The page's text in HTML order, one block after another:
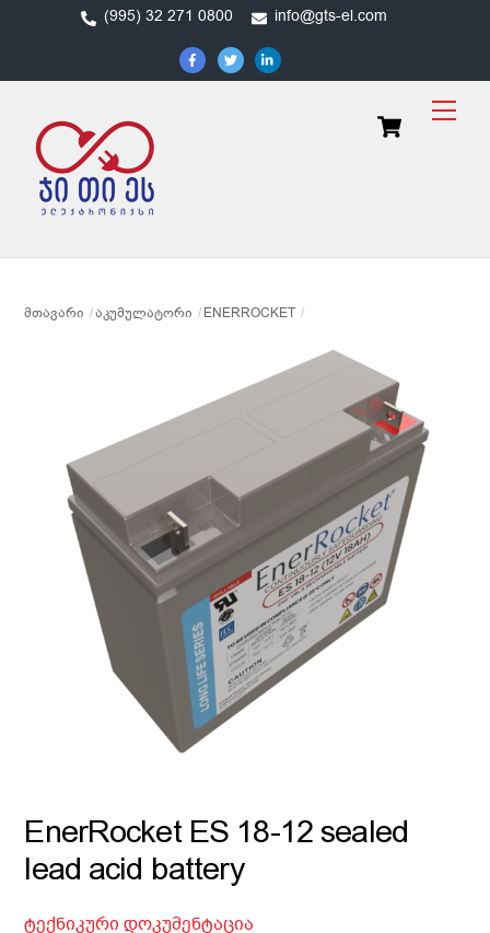
(995) 32 271 0800 info@gts-el.com
Cart
ᲛᲗᲐᲕᲐᲠᲘ ᲐᲙᲣᲛᲣᲚᲐᲢᲝᲠᲘ ENERROCKET
EnerRocket ES 18-12 sealed
lead acid battery
ტექნიკური დოკუმენტაცია